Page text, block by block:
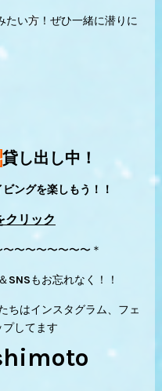
たい方！ぜひ一緒に潜りに
貸し出し中！
ングを楽しもう！！
クリック
〜〜〜〜〜〜〜＊
SNSもお忘れなく！！
ちはインスタグラム、フェ
してます